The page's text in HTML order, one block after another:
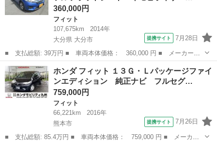
360,000円
フィット
107,675km
2014年
大分県 大分市
提携サイト 7月28日
■ 支払総額: 39万円 ■ 車両本体価格： 360,000 円 ■ メーカー
名： ホンダ ■ 車種名： フィットハイブリッド ■ グレード
名： Ｆパッケージ フルフラットシート イモビライザー Ｓキ
ー アイドリングストッ...
大分 大分市 フィット
ホンダ フィット １３Ｇ・Ｌパッケージファイ
ンエディション 純正ナビ フルセグ…
759,000円
フィット
66,221km
2016年
熊本市
提携サイト 7月26日
■ 支払総額: 85.4万円 ■ 車両本体価格： 759,000 円 ■ メーカー